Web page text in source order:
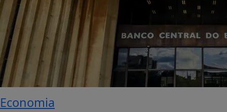
Economia